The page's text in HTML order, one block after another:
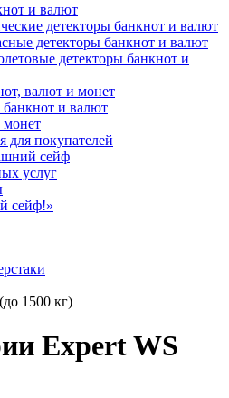
и валют
детекторы банкнот и валют
детекторы банкнот и валют
детекторы банкнот и
валют и монет
и валют
монет
для покупателей
сейф
услуг
сейф!»
1500 кг)
Expert WS